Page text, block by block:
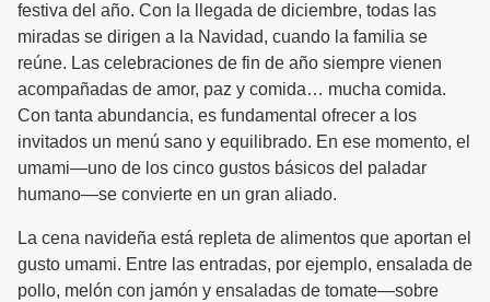
festiva del año. Con la llegada de diciembre, todas las
miradas se dirigen a la Navidad, cuando la familia se
reúne. Las celebraciones de fin de año siempre vienen
acompañadas de amor, paz y comida… mucha comida.
Con tanta abundancia, es fundamental ofrecer a los
invitados un menú sano y equilibrado. En ese momento, el
umami—uno de los cinco gustos básicos del paladar
humano—se convierte en un gran aliado.
La cena navideña está repleta de alimentos que aportan el
gusto umami. Entre las entradas, por ejemplo, ensalada de
pollo, melón con jamón y ensaladas de tomate—sobre